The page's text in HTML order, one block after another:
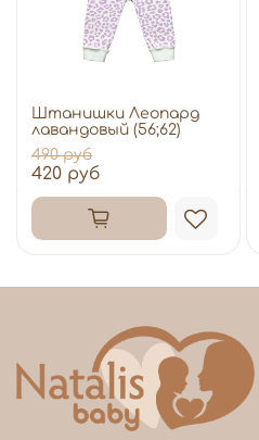
Штанишки Леопард
лавандовый (56;62)
490 руб
420 руб